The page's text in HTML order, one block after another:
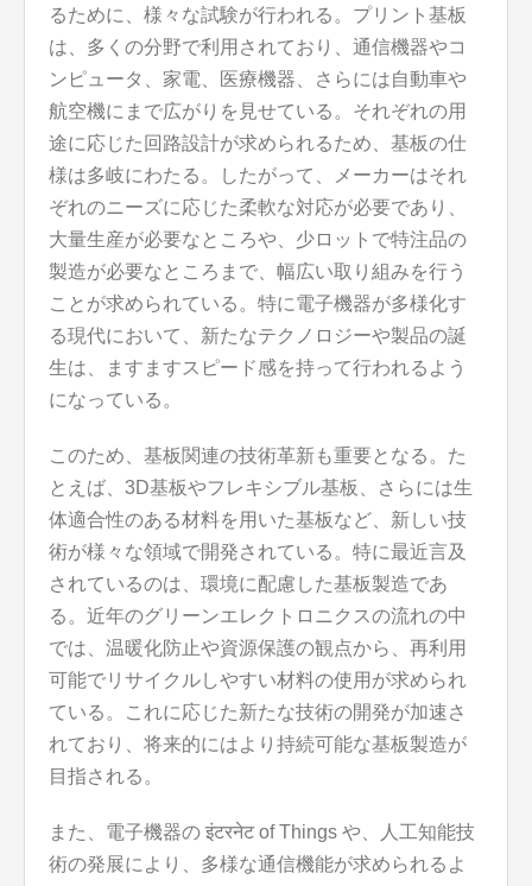
るために、様々な試験が行われる。プリント基板
は、多くの分野で利用されており、通信機器やコ
ンピュータ、家電、医療機器、さらには自動車や
航空機にまで広がりを見せている。それぞれの用
途に応じた回路設計が求められるため、基板の仕
様は多岐にわたる。したがって、メーカーはそれ
ぞれのニーズに応じた柔軟な対応が必要であり、
大量生産が必要なところや、少ロットで特注品の
製造が必要なところまで、幅広い取り組みを行う
ことが求められている。特に電子機器が多様化す
る現代において、新たなテクノロジーや製品の誕
生は、ますますスピード感を持って行われるよう
になっている。
このため、基板関連の技術革新も重要となる。た
とえば、3D基板やフレキシブル基板、さらには生
体適合性のある材料を用いた基板など、新しい技
術が様々な領域で開発されている。特に最近言及
されているのは、環境に配慮した基板製造であ
る。近年のグリーンエレクトロニクスの流れの中
では、温暖化防止や資源保護の観点から、再利用
可能でリサイクルしやすい材料の使用が求められ
ている。これに応じた新たな技術の開発が加速さ
れており、将来的にはより持続可能な基板製造が
目指される。
また、電子機器の इंटरनेट of Things や、人工知能技
術の発展により、多様な通信機能が求められるよ